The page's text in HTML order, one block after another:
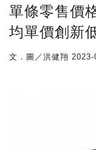
單條零售價
均單價創新
文．圖／洪健翔